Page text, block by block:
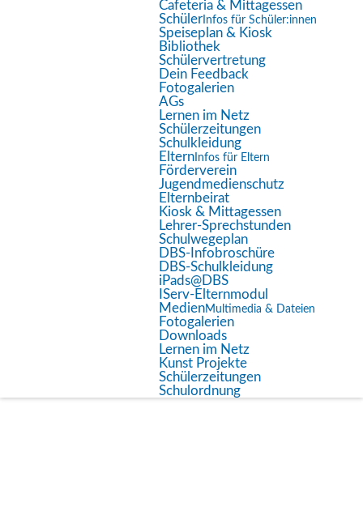
100%
Cafeteria & Mittagessen
Schüler Infos für Schüler:innen
Speiseplan & Kiosk
Bibliothek
Schülervertretung
Dein Feedback
Fotogalerien
AGs
Lernen im Netz
Schülerzeitungen
Schulkleidung
Eltern Infos für Eltern
Förderverein
Jugendmedienschutz
Elternbeirat
Kiosk & Mittagessen
Lehrer-Sprechstunden
Schulwegeplan
DBS-Infobroschüre
DBS-Schulkleidung
iPads@DBS
IServ-Elternmodul
MedienMultimedia & Dateien
Fotogalerien
Downloads
Lernen im Netz
Kunst Projekte
Schülerzeitungen
Schulordnung
Startseite
Aktuelles
Weihnachtskonzert der DBS in der Marienstiftskirche
Weihnachtskonzert der DBS in der
Marienstiftskirche